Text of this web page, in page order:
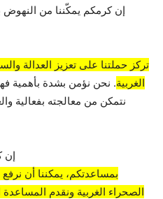
إن كرمكم يمكّننا من
تركز حملتنا على تعزيز العدالة
الغربية. نحن نؤمن بشدة بأهمية
نتمكن من معالجته بفعالية
إن
بمساعدتكم، يمكننا أن
الصحراء الغربية ونقدم المساعدة